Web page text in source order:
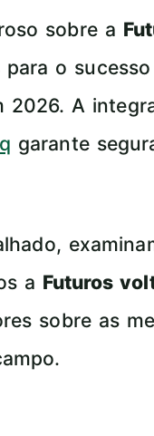
sobre a
o
2026. A
garante
a Futuros
sobre as